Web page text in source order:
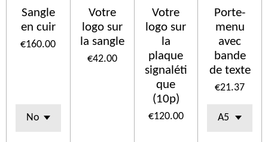
Sangle
en cuir
€160.00
Votre
logo sur
la sangle
€42.00
Votre
logo sur
la
plaque
signaléti
que
(10p)
€120.00
Porte-
menu
avec
bande
de texte
€21.37